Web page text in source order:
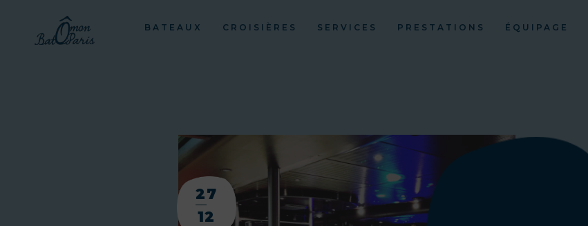
BATEAUX CROISIÈRES SERVICES PRESTATIONS ÉQUIPAGE
27
12